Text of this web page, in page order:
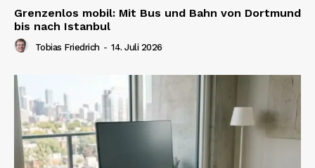
Grenzenlos mobil: Mit Bus und Bahn von Dortmund
bis nach Istanbul
Tobias Friedrich - 14. Juli 2026